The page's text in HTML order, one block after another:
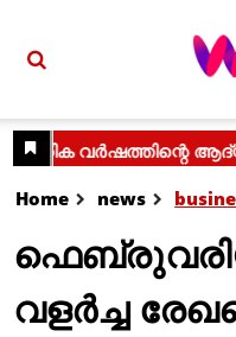
Home news
വളര്‍ച്ച